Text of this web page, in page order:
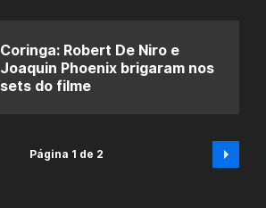
Coringa: Robert De Niro e
Joaquin Phoenix brigaram nos
sets do filme
Página 1 de 2